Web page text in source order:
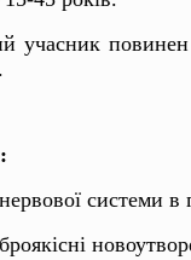
учасник повинен
системи в